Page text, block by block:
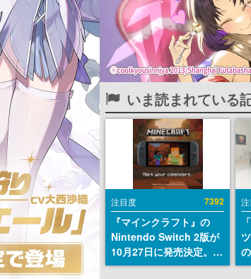
いま読まれている
注目度 7392
『マインクラフト』の
Nintendo Switch 2版が
10月27日に発売決定。描
画設定はデフォルトで